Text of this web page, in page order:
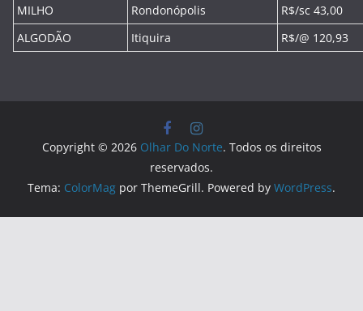
MILHO
Rondonópolis
R$/sc 43,00
ALGODÃO
Itiquira R$/@ 120,93
Copyright © 2026 Olhar Do Norte. Todos os direitos
reservados.
Tema: ColorMag por ThemeGrill. Powered by WordPress.